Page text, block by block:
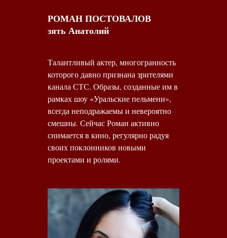
РОМАН ПОСТОВАЛОВ
зять Анатолий
Талантливый актер, многогранность
которого давно признана зрителями
канала СТС. Образы, созданные им в
рамках шоу «Уральские пельмени»,
всегда неподражаемы и невероятно
смешны. Сейчас Роман активно
снимается в кино, регулярно радуя
своих поклонников новыми
проектами и ролями.